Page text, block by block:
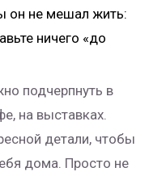
он не мешал жить:
ничего «до
подчерпнуть в
на выставках.
детали, чтобы
дома. Просто не